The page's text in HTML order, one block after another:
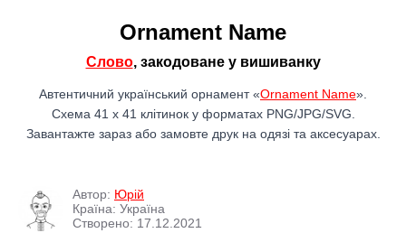
Ornament Name
Слово, закодоване у вишиванку
Автентичний український орнамент «Ornament Name».
Схема 41 x 41 клітинок у форматах PNG/JPG/SVG.
Завантажте зараз або замовте друк на одязі та аксесуарах.
Автор: Юрій
Країна: Україна
Створено: 17.12.2021